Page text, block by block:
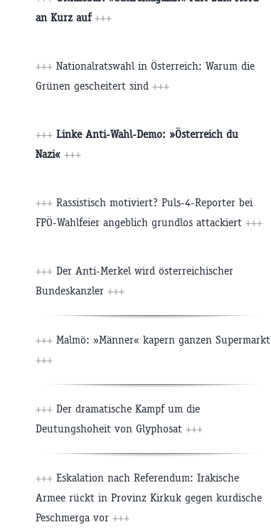
an Kurz auf +++
+++ Nationalratswahl in Österreich: Warum die
Grünen gescheitert sind +++
+++ Linke Anti-Wahl-Demo: »Österreich du
Nazi« +++
+++ Rassistisch motiviert? Puls-4-Reporter bei
FPÖ-Wahlfeier angeblich grundlos attackiert +++
+++ Der Anti-Merkel wird österreichischer
Bundeskanzler +++
+++ Malmö: »Männer« kapern ganzen Supermarkt
+++
+++ Der dramatische Kampf um die
Deutungshoheit von Glyphosat +++
+++ Eskalation nach Referendum: Irakische
Armee rückt in Provinz Kirkuk gegen kurdische
Peschmerga vor +++